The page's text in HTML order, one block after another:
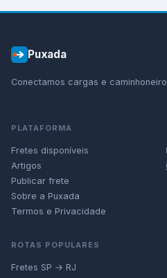
Puxada
Conectamos cargas e
PLATAFORMA
Fretes disponíveis
Artigos
Publicar frete
Sobre a Puxada
Termos e Privacidade
ROTAS POPULARES
Fretes SP → RJ